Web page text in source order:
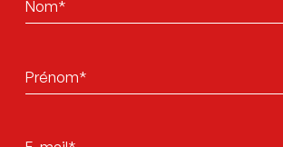
titre
titre
E-